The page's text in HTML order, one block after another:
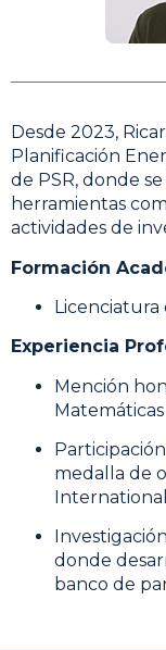
Desde 2023,
Planificación
de PSR, donde
herramientas
actividades de
Formación
Licenciatura
Experiencia
Mención
Matemáticas
medalla de
donde
banco de